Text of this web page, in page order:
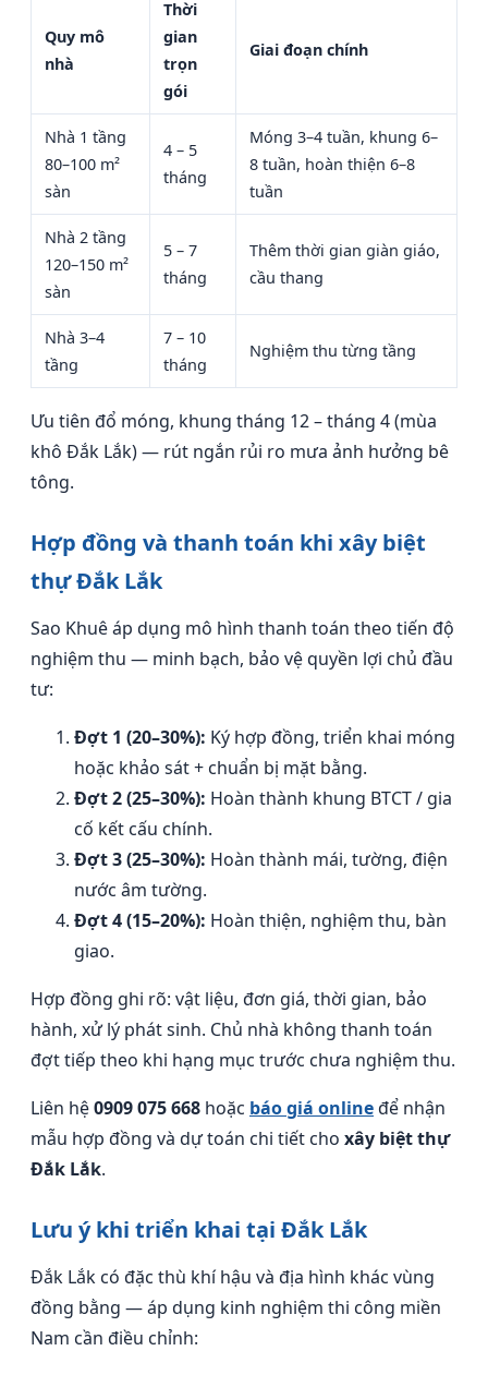
Quy mô
nhà
Thời
gian
trọn
gói
Giai đoạn chính
Nhà 1 tầng
80–100 m²
sàn
4 – 5
tháng
Móng 3–4 tuần, khung 6–
8 tuần, hoàn thiện 6–8
tuần
Nhà 2 tầng
120–150 m²
sàn
5 – 7
tháng
Thêm thời gian giàn giáo,
cầu thang
Nhà 3–4
tầng
7 – 10
tháng
Nghiệm thu từng tầng
Ưu tiên đổ móng, khung tháng 12 – tháng 4 (mùa
khô Đắk Lắk) — rút ngắn rủi ro mưa ảnh hưởng bê
tông.
Hợp đồng và thanh toán khi xây biệt
thự Đắk Lắk
Sao Khuê áp dụng mô hình thanh toán theo tiến độ
nghiệm thu — minh bạch, bảo vệ quyền lợi chủ đầu
tư:
Đợt 1 (20–30%): Ký hợp đồng, triển khai móng
hoặc khảo sát + chuẩn bị mặt bằng.
Đợt 2 (25–30%): Hoàn thành khung BTCT / gia
cố kết cấu chính.
Đợt 3 (25–30%): Hoàn thành mái, tường, điện
nước âm tường.
Đợt 4 (15–20%): Hoàn thiện, nghiệm thu, bàn
giao.
Hợp đồng ghi rõ: vật liệu, đơn giá, thời gian, bảo
hành, xử lý phát sinh. Chủ nhà không thanh toán
đợt tiếp theo khi hạng mục trước chưa nghiệm thu.
Liên hệ0909 075 668 hoặc báo giá onlineđể nhận
mẫu hợp đồng và dự toán chi tiết cho xây biệt thự
Đắk Lắk.
Lưu ý khi triển khai tại Đắk Lắk
Đắk Lắk có đặc thù khí hậu và địa hình khác vùng
đồng bằng — áp dụng kinh nghiệm thi công miền
Nam cần điều chỉnh: